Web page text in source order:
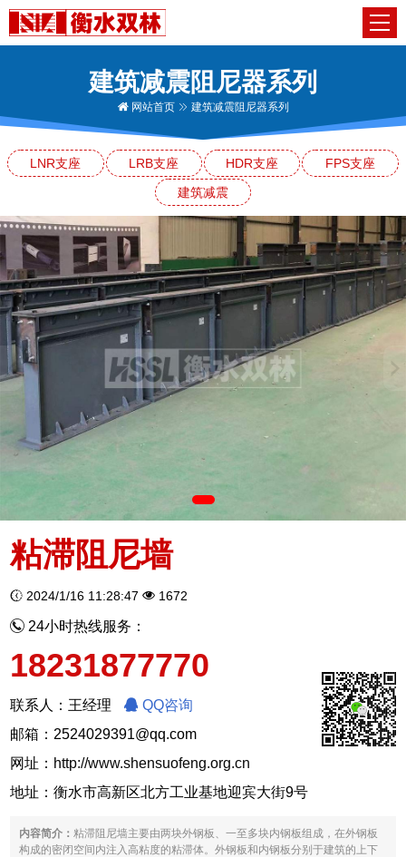
建筑减震阻尼器系列
网站首页 建筑减震阻尼器系列
LNR支座 LRB支座 HDR支座
FPS支座
建筑减震
粘滞阻尼墙
2024/1/16 11:28:47 1672
24小时热线服务：
18231877770
联系人：王经理
QQ咨询
邮箱：2524029391@qq.com
网址： http://www.shensuofeng.org.cn
地址：衡水市高新区北方工业基地迎宾大街9号
内容简介： 粘滞阻尼墙主要由两块外钢板、一至多块内钢板组成，在外钢板
构成的密闭空间内注入高粘度的粘滞体。外钢板和内钢板分别于建筑的上下